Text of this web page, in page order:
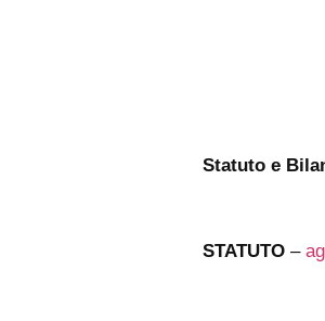
Statuto e
STATUTO –